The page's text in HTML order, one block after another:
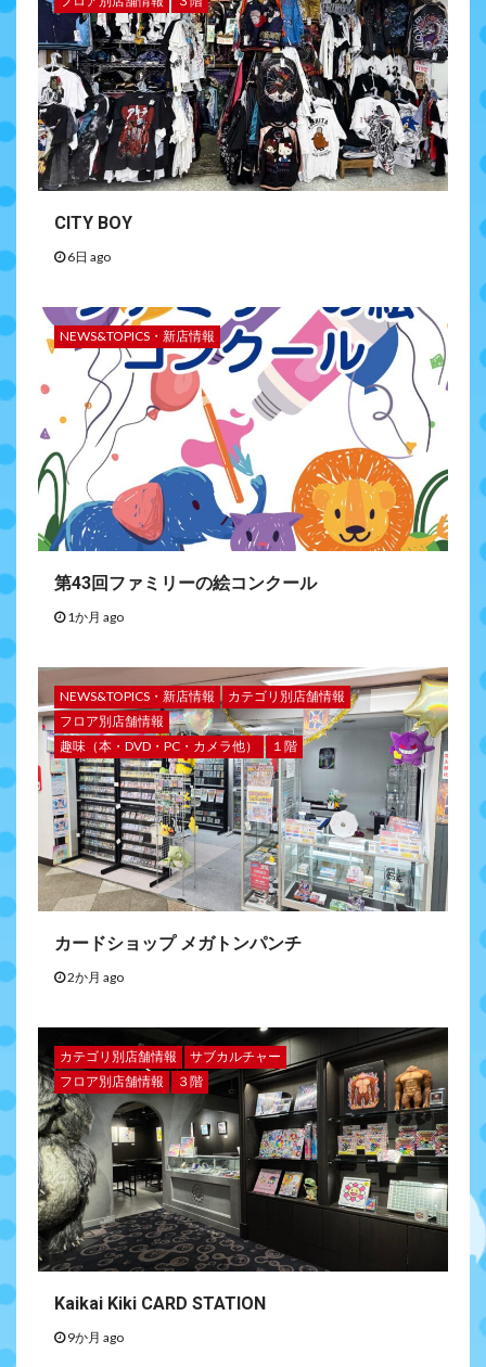
CITY BOY
6日 ago
NEWS&TOPICS・新店情報
第43回ファミリーの絵コンクール
1か月 ago
NEWS&TOPICS・新店情報
カテゴリ別店舗情報
フロア別店舗情報
趣味（本・DVD・PC・カメラ他）
１階
カードショップ メガトンパンチ
2か月 ago
カテゴリ別店舗情報
サブカルチャー
フロア別店舗情報
３階
Kaikai Kiki CARD STATION
9か月 ago